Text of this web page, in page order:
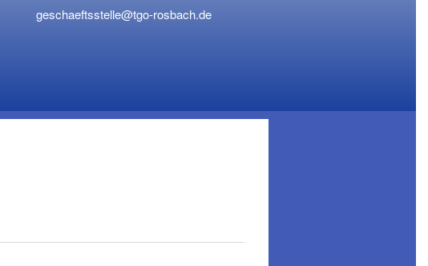
geschaeftsstelle@tgo-rosbach.de